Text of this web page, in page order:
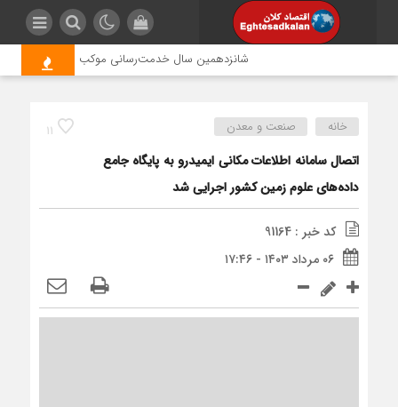
شانزدهمین سال خدمت‌رسانی موکب امام رضا (ع)
11 خانه صنعت و معدن
اتصال سامانه اطلاعات مکانی ایمیدرو به پایگاه جامع
داده‌های علوم زمین کشور اجرایی شد
کد خبر : 91164
۰۶ مرداد ۱۴۰۳ - ۱۷:۴۶